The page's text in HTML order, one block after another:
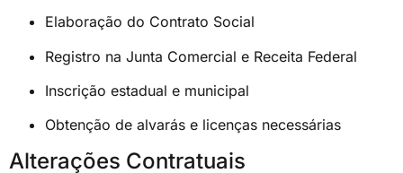
Elaboração do Contrato Social
Registro na Junta Comercial e Receita Federal
Inscrição estadual e municipal
Obtenção de alvarás e licenças necessárias
Alterações Contratuais